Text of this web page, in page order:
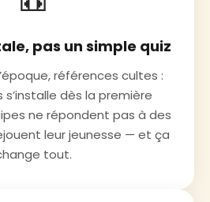
pas un simple quiz
références cultes :
s’installe dès la première
ne répondent pas à des
leur jeunesse — et ça
tout.